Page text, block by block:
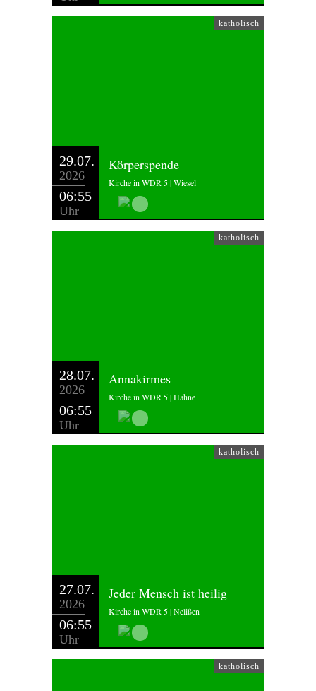
katholisch
29.07.
2026
06:55
Uhr
Körperspende
Kirche in WDR 5 | Wiesel
katholisch
28.07.
2026
06:55
Uhr
Annakirmes
Kirche in WDR 5 | Hahne
katholisch
27.07.
2026
06:55
Uhr
Jeder Mensch ist heilig
Kirche in WDR 5 | Nelißen
katholisch